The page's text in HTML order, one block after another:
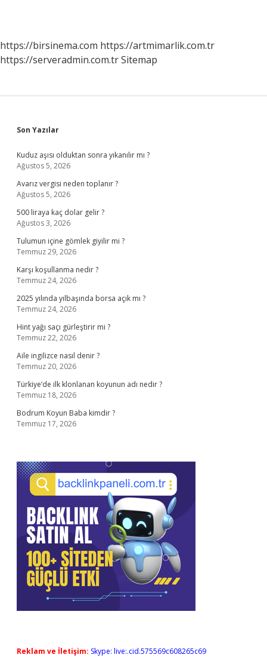
https://birsinema.com https://artmimarlik.com.tr
https://serveradmin.com.trSitemap
Sidebar
Son Yazılar
Kuduz aşısı olduktan sonra yıkanılır mı ?
Ağustos 5, 2026
Avarız vergisi neden toplanır ?
Ağustos 5, 2026
500 liraya kaç dolar gelir ?
Ağustos 3, 2026
Tulumun içine gömlek giyilir mi ?
Temmuz 29, 2026
Karşı koşullanma nedir ?
Temmuz 24, 2026
2025 yılında yılbaşında borsa açık mı ?
Temmuz 24, 2026
Hint yağı saçı gürleştirir mi ?
Temmuz 22, 2026
Aile ingilizce nasıl denir ?
Temmuz 20, 2026
Türkiye’de ilk klonlanan koyunun adı nedir ?
Temmuz 18, 2026
Bodrum Koyun Baba kimdir ?
Temmuz 17, 2026
Reklam ve İletişim: Skype: live:.cid.575569c608265c69